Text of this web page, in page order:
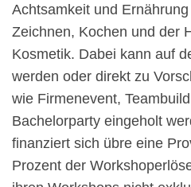
Achtsamkeit und
Zeichnen, Kochen und der
Kosmetik. Dabei kann auf
werden oder direkt zu
wie Firmenevent,
Bachelorparty eingeholt
finanziert sich übre eine
Prozent der